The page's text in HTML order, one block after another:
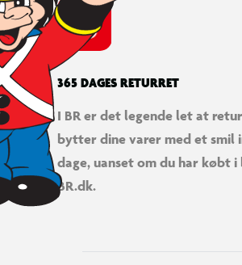
365 DAGES RETURRET
I BR er det legende let at
bytter dine varer med et smil
dage, uanset om du har købt
BR.dk.